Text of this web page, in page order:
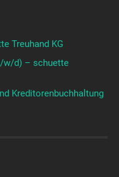
Treuhand KG
w/d) – schuette
Kreditorenbuchhaltung